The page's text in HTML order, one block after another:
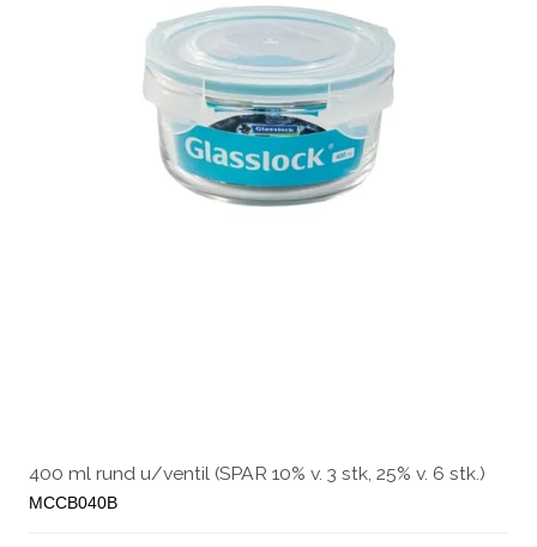
400 ml rund u/ventil (SPAR 10% v. 3 stk, 25% v. 6 stk.)
MCCB040B